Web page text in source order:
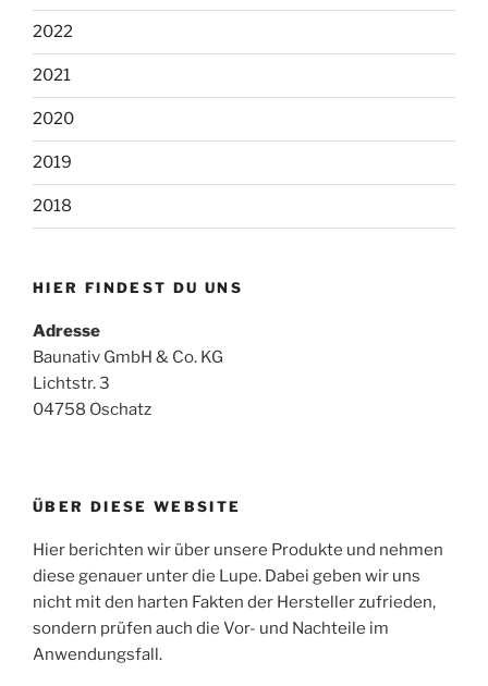
2022
2021
2020
2019
2018
HIER FINDEST DU UNS
Adresse
Baunativ GmbH & Co. KG
Lichtstr. 3
04758 Oschatz
ÜBER DIESE WEBSITE
Hier berichten wir über unsere Produkte und nehmen
diese genauer unter die Lupe. Dabei geben wir uns
nicht mit den harten Fakten der Hersteller zufrieden,
sondern prüfen auch die Vor- und Nachteile im
Anwendungsfall.